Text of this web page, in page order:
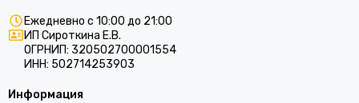
Ежедневно с 10:00 до 21:00
ИП Сироткина Е.В.
ОГРНИП: 320502700001554
ИНН: 502714253903
Информация